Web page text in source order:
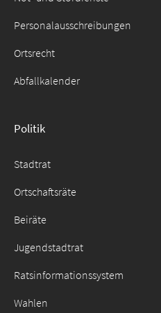
Personalausschreibungen
Ortsrecht
Abfallkalender
Politik
Stadtrat
Ortschaftsräte
Beiräte
Jugendstadtrat
Ratsinformationssystem
Wahlen